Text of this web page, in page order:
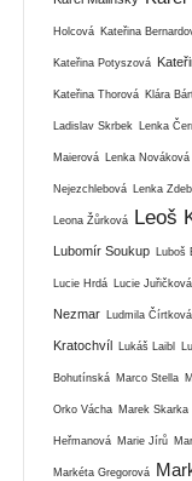
Holcová Kateřina
Kateřina Potyszová
Kateřina Thorová Klára
Ladislav Skrbek Lenka
Maierová Lenka Nováková
Nejezchlebová Lenka
Leona Žůrková Leoš
Lubomír Soukup Luboš
Lucie Hrdá Lucie Juřičková
Nezmar Ludmila Čírtková
Kratochvíl Lukáš Laibl
Bohutínská Marco Stella
Orko Vácha Marek Skarka
Heřmanová Marie Jírů
Markéta Gregorová